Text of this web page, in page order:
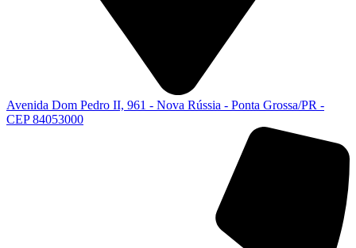
Avenida Dom Pedro II, 961 - Nova Rússia - Ponta Grossa/PR -
CEP 84053000